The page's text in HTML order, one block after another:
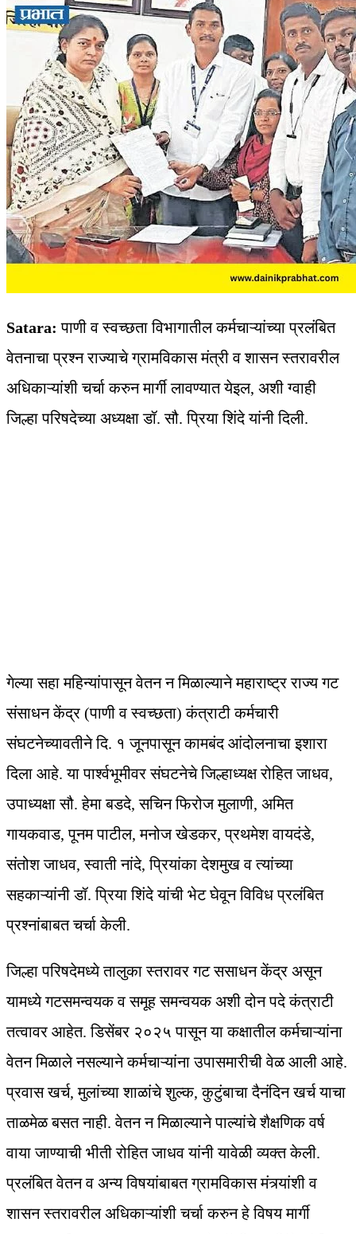
Satara: पाणी व स्वच्छता विभागातील कर्मचाऱ्यांच्या प्रलंबित
वेतनाचा प्रश्न राज्याचे ग्रामविकास मंत्री व शासन स्तरावरील
अधिकाऱ्यांशी चर्चा करुन मार्गी लावण्यात येइल, अशी ग्वाही
जिल्हा परिषदेच्या अध्यक्षा डॉ. सौ. प्रिया शिंदे यांनी दिली.
गेल्या सहा महिन्यांपासून वेतन न मिळाल्याने महाराष्ट्र राज्य गट
संसाधन केंद्र (पाणी व स्वच्छता) कंत्राटी कर्मचारी
संघटनेच्यावतीने दि. १ जूनपासून कामबंद आंदोलनाचा इशारा
दिला आहे. या पार्श्वभूमीवर संघटनेचे जिल्हाध्यक्ष रोहित जाधव,
उपाध्यक्षा सौ. हेमा बडदे, सचिन फिरोज मुलाणी, अमित
गायकवाड, पूनम पाटील, मनोज खेडकर, प्रथमेश वायदंडे,
संतोश जाधव, स्वाती नांदे, प्रियांका देशमुख व त्यांच्या
सहकाऱ्यांनी डॉ. प्रिया शिंदे यांची भेट घेवून विविध प्रलंबित
प्रश्नांबाबत चर्चा केली.
जिल्हा परिषदेमध्ये तालुका स्तरावर गट ससाधन केंद्र असून
यामध्ये गटसमन्वयक व समूह समन्वयक अशी दोन पदे कंत्राटी
तत्वावर आहेत. डिसेंबर २०२५ पासून या कक्षातील कर्मचाऱ्यांना
वेतन मिळाले नसल्याने कर्मचाऱ्यांना उपासमारीची वेळ आली आहे.
प्रवास खर्च, मुलांच्या शाळांचे शुल्क, कुटुंबाचा दैनंदिन खर्च याचा
ताळमेळ बसत नाही. वेतन न मिळाल्याने पाल्यांचे शैक्षणिक वर्ष
वाया जाण्याची भीती रोहित जाधव यांनी यावेळी व्यक्त केली.
प्रलंबित वेतन व अन्य विषयांबाबत ग्रामविकास मंत्र्यांशी व
शासन स्तरावरील अधिकाऱ्यांशी चर्चा करुन हे विषय मार्गी